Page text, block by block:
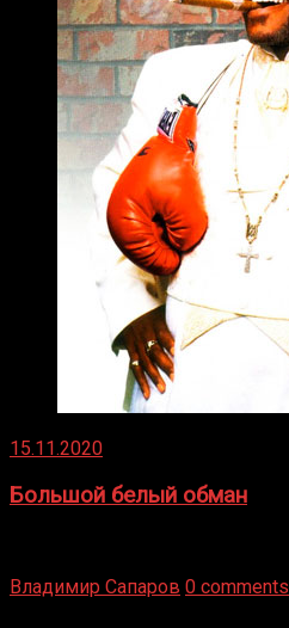
15.11.2020
Большой белый обман
Владимир Сапаров 0 comments